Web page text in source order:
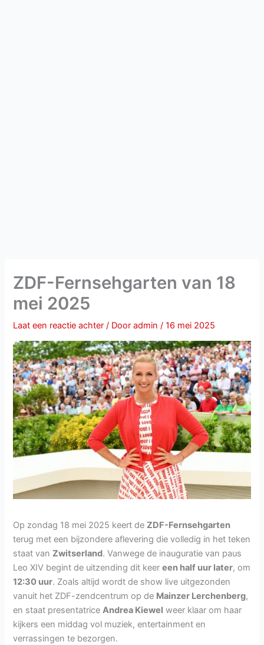
ZDF-Fernsehgarten van 18
mei 2025
Laat een reactie achter / Dooradmin/16 mei 2025
Op zondag 18 mei 2025 keert deZDF-Fernsehgarten
terug met een bijzondere aflevering die volledig in het teken
staat vanZwitserland. Vanwege de inauguratie van paus
Leo XIV begint de uitzending dit keereen half uur later, om
12:30 uur. Zoals altijd wordt de show live uitgezonden
vanuit het ZDF-zendcentrum op de Mainzer Lerchenberg,
en staat presentatriceAndrea Kiewel weer klaar om haar
kijkers een middag vol muziek, entertainment en
verrassingen te bezorgen.